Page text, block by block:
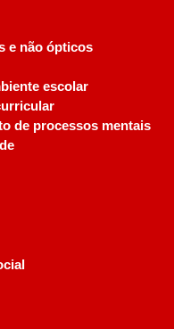
e não ópticos
escolar
de processos mentais